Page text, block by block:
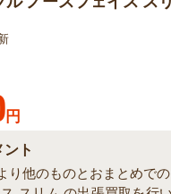
円
ト
り他のものとおまとめで